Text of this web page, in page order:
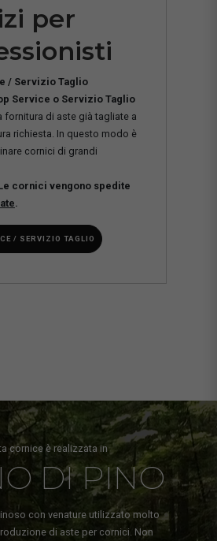
per
/ Servizio Taglio
Service o Servizio Taglio
fornitura di aste già tagliate a
richiesta. In questo modo è
cornici di grandi
cornici vengono spedite
/ SERVIZIO TAGLIO
cornice è realizzata in
DI PINO
con venature utilizzato molto
di aste per cornici. Non